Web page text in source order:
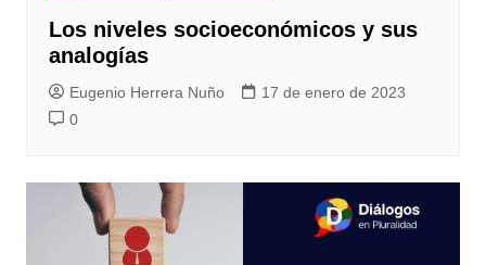
Los niveles socioeconómicos y sus
analogías
Eugenio Herrera Nuño
17 de enero de 2023
0